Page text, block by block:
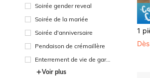
Soirée gender reveal
Soirée de la mariée
Soirée d'anniversaire
Pendaison de crémaillère
Enterrement de vie de garç
on Voir plus
Dès